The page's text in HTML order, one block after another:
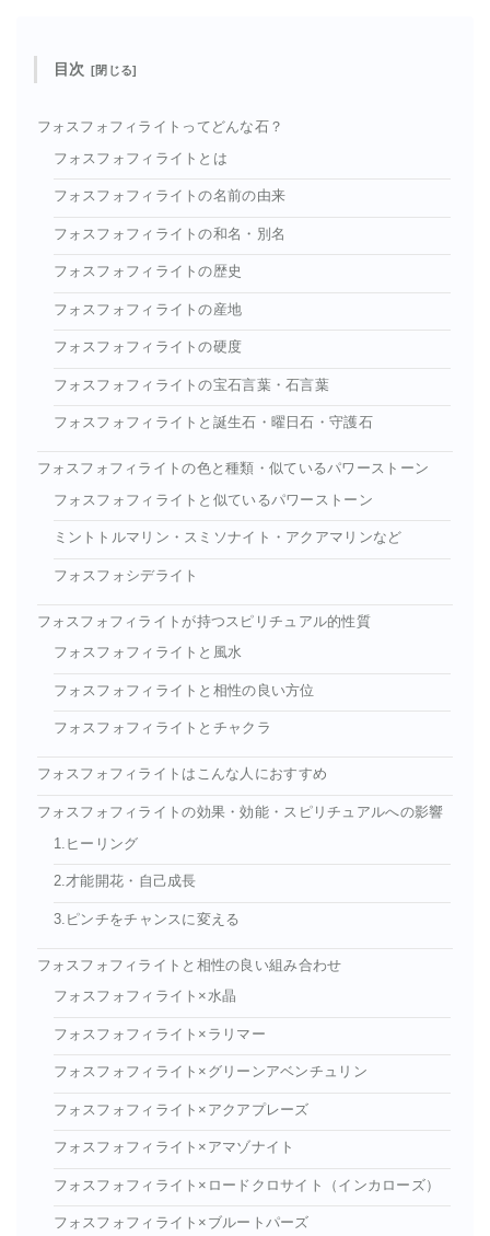
目次
フォスフォフィライトってどんな石？
フォスフォフィライトとは
フォスフォフィライトの名前の由来
フォスフォフィライトの和名・別名
フォスフォフィライトの歴史
フォスフォフィライトの産地
フォスフォフィライトの硬度
フォスフォフィライトの宝石言葉・石言葉
フォスフォフィライトと誕生石・曜日石・守護石
フォスフォフィライトの色と種類・似ているパワーストーン
フォスフォフィライトと似ているパワーストーン
ミントトルマリン・スミソナイト・アクアマリンなど
フォスフォシデライト
フォスフォフィライトが持つスピリチュアル的性質
フォスフォフィライトと風水
フォスフォフィライトと相性の良い方位
フォスフォフィライトとチャクラ
フォスフォフィライトはこんな人におすすめ
フォスフォフィライトの効果・効能・スピリチュアルへの影響
1.ヒーリング
2.才能開花・自己成長
3.ピンチをチャンスに変える
フォスフォフィライトと相性の良い組み合わせ
フォスフォフィライト×水晶
フォスフォフィライト×ラリマー
フォスフォフィライト×グリーンアベンチュリン
フォスフォフィライト×アクアプレーズ
フォスフォフィライト×アマゾナイト
フォスフォフィライト×ロードクロサイト（インカローズ）
フォスフォフィライト×ブルートパーズ